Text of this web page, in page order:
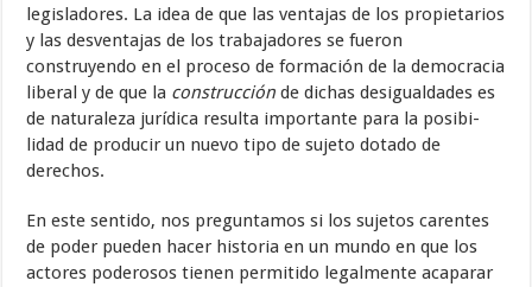
legisladores. La idea de que las ventajas de los propietarios
y las desventajas de los trabajadores se fueron
construyendo en el proceso de formación de la democracia
liberal y de que la construcciónde dichas desigualdades es
de naturaleza jurídica resulta importante para la posibi­
lidad de producir un nuevo tipo de sujeto dotado de
derechos.
En este sentido, nos preguntamos si los sujetos carentes
de poder pueden hacer historia en un mundo en que los
actores poderosos tienen permitido legalmente acaparar